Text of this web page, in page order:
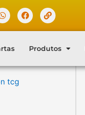
Produtos